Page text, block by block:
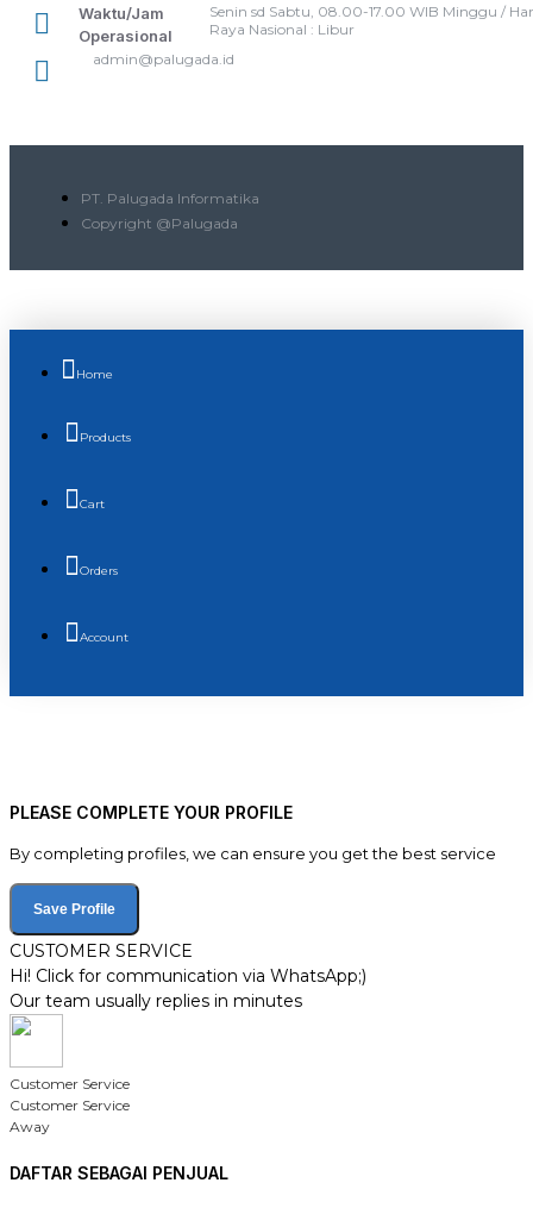
Waktu/Jam
Operasional
Senin sd Sabtu, 08.00-17.00 WIB Minggu /
Raya Nasional : Libur
admin@palugada.id
PT. Palugada Informatika
Copyright @Palugada
Home
Products
Cart
Orders
Account
PLEASE COMPLETE YOUR PROFILE
By completing profiles, we can ensure you get the best service
Save Profile
CUSTOMER SERVICE
Hi! Click for communication via WhatsApp;)
Our team usually replies in minutes
Customer Service
Customer Service
Away
DAFTAR SEBAGAI PENJUAL